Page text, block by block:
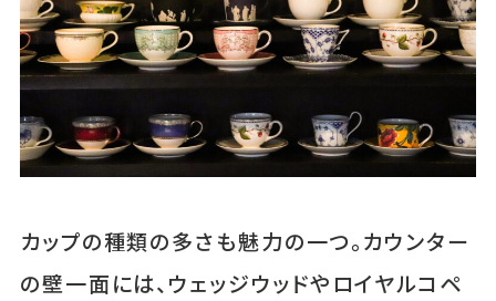
カップの種類の多さも魅力の一つ。カウンター
の壁一面には、ウェッジウッドやロイヤルコペ